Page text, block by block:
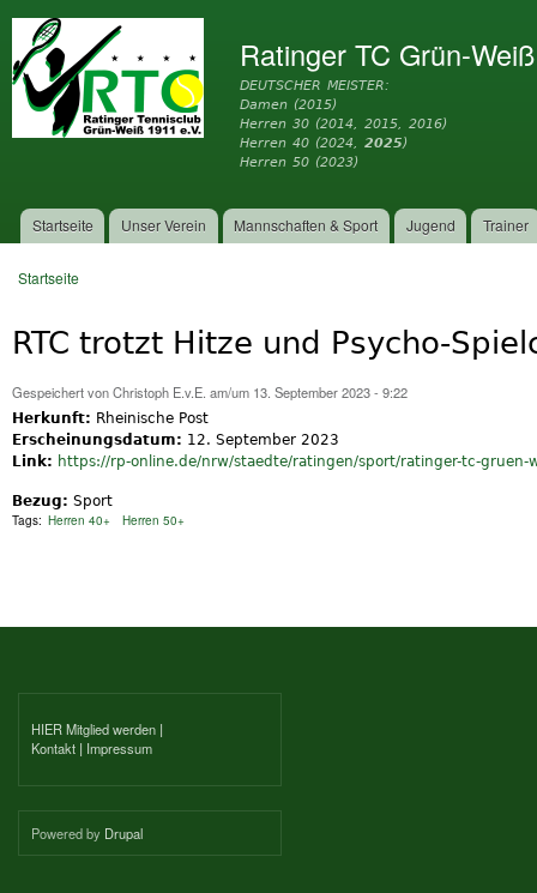
Ratinger TC Grün-
DEUTSCHER MEISTER:
Damen (2015)
Herren 30 (2014, 2015, 2016)
Herren 40 (2024,2025)
Herren 50 (2023)
Hauptmenü
Startseite Unser Verein Mannschaften & Sport Jugend Trainer
Startseite
RTC trotzt Hitze und Psycho-
Gespeichert vonChristoph E.v.E. am/um 13. September 2023 - 9:22
Herkunft: Rheinische Post
Erscheinungsdatum: 12. September 2023
Link: https://rp-online.de/nrw/staedte/ratingen/sport/ratinger-tc-gruen-
Bezug: Sport
Tags: Herren 40+ Herren 50+
HIER Mitglied werden |
Kontakt | Impressum
Powered by Drupal